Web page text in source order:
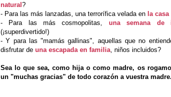
natural ?
- Para las más lanzadas, una terrorífica velada en la
- Para las más cosmopolitas, una semana de
(¡superdivertido!)
- Y para las "mamás gallinas", aquellas que no
disfrutar de una escapada en familia, niños incluidos?
Sea lo que sea, como hija o como madre, os
un "muchas gracias" de todo corazón a vuestra